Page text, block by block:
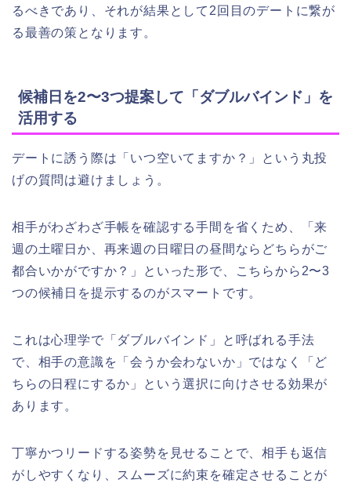
るべきであり、それが結果として2回目のデートに繋が
る最善の策となります。
候補日を2〜3つ提案して「ダブルバインド」を
活用する
デートに誘う際は「いつ空いてますか？」という丸投
げの質問は避けましょう。
相手がわざわざ手帳を確認する手間を省くため、「来
週の土曜日か、再来週の日曜日の昼間ならどちらがご
都合いかがですか？」といった形で、こちらから2〜3
つの候補日を提示するのがスマートです。
これは心理学で「ダブルバインド」と呼ばれる手法
で、相手の意識を「会うか会わないか」ではなく「ど
ちらの日程にするか」という選択に向けさせる効果が
あります。
丁寧かつリードする姿勢を見せることで、相手も返信
がしやすくなり、スムーズに約束を確定させることが